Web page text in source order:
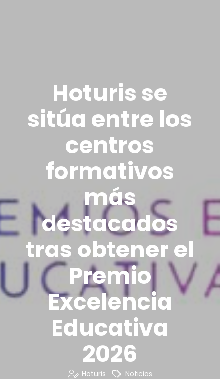
Hoturis se
sitúa entre los
centros
formativos
más
destacados
tras obtener el
Premio
Excelencia
Educativa
2026
Hoturis Noticias